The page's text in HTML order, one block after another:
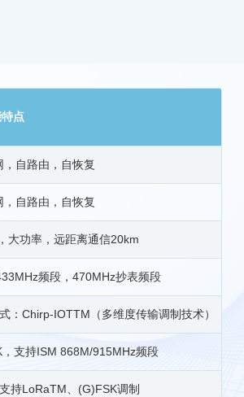
点
自路由，自恢复
自路由，自恢复
大功率，远距离通信20km
频段，470MHz抄表频段
：Chirp-IOTTM（多维度传输调制技术）
支持ISM 868M/915MHz频段
持LoRaTM、(G)FSK调制